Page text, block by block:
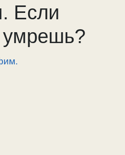
Если
умрешь?